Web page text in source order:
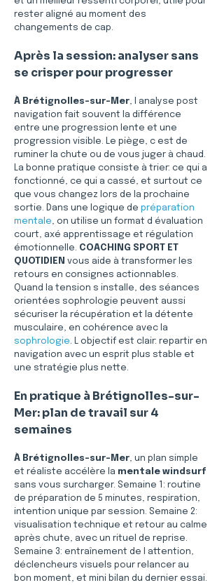
rester aligné au moment des
changements de cap.
Après la session: analyser sans
se crisper pour progresser
À Brétignolles-sur-Mer, l analyse post
navigation fait souvent la différence
entre une progression lente et une
progression visible. Le piège, c est de
ruminer la chute ou de vous juger à chaud.
La bonne pratique consiste à trier: ce qui a
fonctionné, ce qui a cassé, et surtout ce
que vous changez lors de la prochaine
sortie. Dans une logique de préparation
mentale, on utilise un format d évaluation
court, axé apprentissage et régulation
émotionnelle. COACHING SPORT ET
QUOTIDIEN vous aide à transformer les
retours en consignes actionnables.
Quand la tension s installe, des séances
orientées sophrologie peuvent aussi
sécuriser la récupération et la détente
musculaire, en cohérence avec la
sophrologie. L objectif est clair: repartir en
navigation avec un esprit plus stable et
une stratégie plus nette.
En pratique à Brétignolles-sur-
Mer: plan de travail sur 4
semaines
À Brétignolles-sur-Mer, un plan simple
et réaliste accélère la mentale windsurf
sans vous surcharger. Semaine 1: routine
de préparation de 5 minutes, respiration,
intention unique par session. Semaine 2:
visualisation technique et retour au calme
après chute, avec un rituel de reprise.
Semaine 3: entraînement de l attention,
déclencheurs visuels pour relancer au
bon moment, et mini bilan du dernier essai.